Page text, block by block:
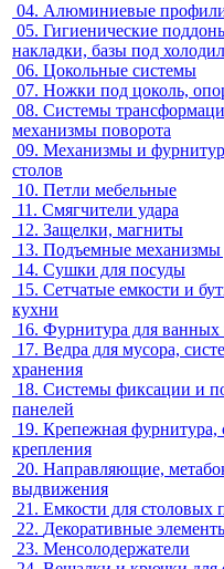
04. Алюминиевые
05. Гигиенические
накладки, базы под
06. Цокольные системы
07. Ножки под цоколь,
08. Системы
механизмы поворота
09. Механизмы и
столов
10. Петли мебельные
11. Смягчители удара
12. Защелки, магниты
13. Подъемные механизмы
14. Сушки для посуды
15. Сетчатые емкости и
кухни
16. Фурнитура для ванных
17. Ведра для мусора,
хранения
18. Системы фиксации и
панелей
19. Крепежная фурнитура,
крепления
20. Направляющие,
выдвижения
21. Емкости для столовых
22. Декоративные
23. Менсолодержатели